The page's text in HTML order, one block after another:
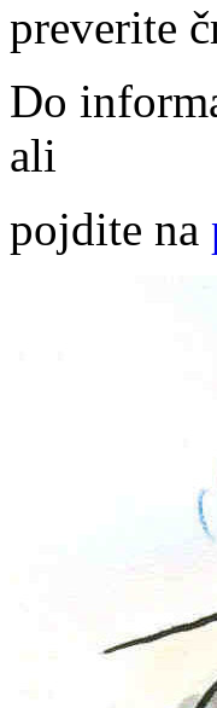
preverite
Do
ali
pojdite na